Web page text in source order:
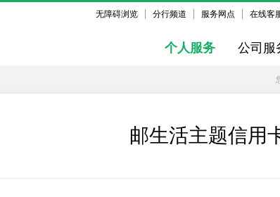
无障碍浏览 分行频道 服务网点 在线客
个人服务 公司服
邮生活主题信用